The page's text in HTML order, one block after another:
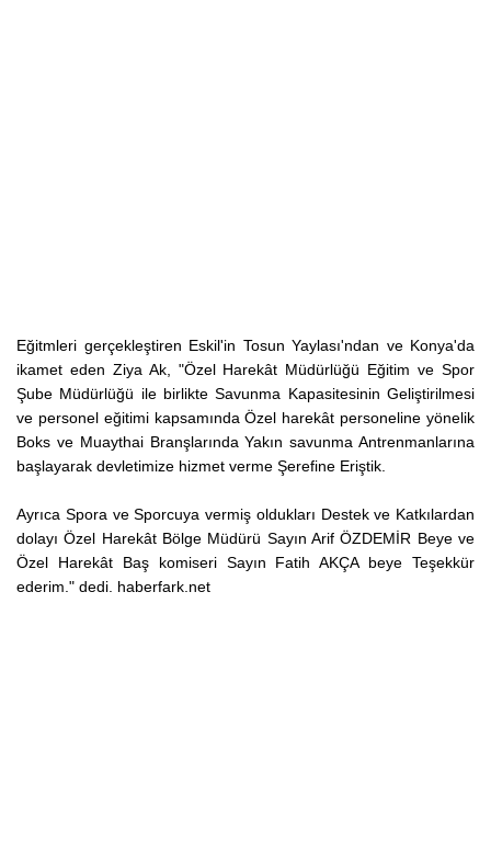
Eğitmleri gerçekleştiren Eskil'in Tosun Yaylası'ndan ve Konya'da
ikamet eden Ziya Ak, "Özel Harekât Müdürlüğü Eğitim ve Spor
Şube Müdürlüğü ile birlikte Savunma Kapasitesinin Geliştirilmesi
ve personel eğitimi kapsamında Özel harekât personeline yönelik
Boks ve Muaythai Branşlarında Yakın savunma Antrenmanlarına
başlayarak devletimize hizmet verme Şerefine Eriştik.
Ayrıca Spora ve Sporcuya vermiş oldukları Destek ve Katkılardan
dolayı Özel Harekât Bölge Müdürü Sayın Arif ÖZDEMİR Beye ve
Özel Harekât Baş komiseri Sayın Fatih AKÇA beye Teşekkür
ederim." dedi. haberfark.net